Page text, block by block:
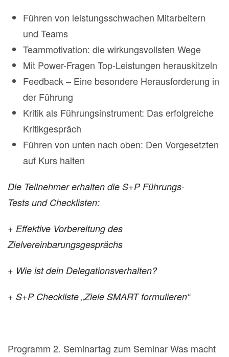
Führen von leistungsschwachen Mitarbeitern
und Teams
Teammotivation: die wirkungsvollsten Wege
Mit Power-Fragen Top-Leistungen herauskitzeln
Feedback – Eine besondere Herausforderung in
der Führung
Kritik als Führungsinstrument: Das erfolgreiche
Kritikgespräch
Führen von unten nach oben: Den Vorgesetzten
auf Kurs halten
Die Teilnehmer erhalten die S+P Führungs-
Tests und Checklisten:
+ Effektive Vorbereitung des
Zielvereinbarungsgesprächs
+ Wie ist dein Delegationsverhalten?
+ S+P Checkliste „Ziele SMART formulieren“
Programm 2. Seminartag zum Seminar Was macht